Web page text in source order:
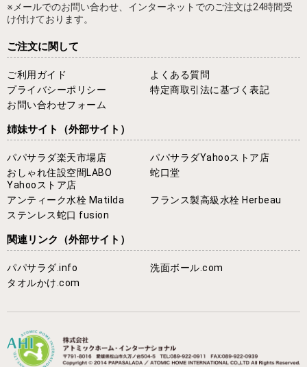
※メールでのお問い合わせ、インターネットでのご注文は24時間受
け付けております。
ご注文に関して
ご利用ガイド
よくある質問
プライバシーポリシー
特定商取引法に基づく表記
お問い合わせフォーム
姉妹サイト （外部サイト）
パパサラダ楽天市場店
パパサラダYahooストア店
おしゃれ住設空間LABO
Yahooストア店
蛇口堂
アンティーク水栓 Matilda
フランス製高級水栓 Herbeau
ステンレス蛇口 fusion
関連リンク （外部サイト）
パパサラダ.info
洗面ボール.com
タオルかけ.com